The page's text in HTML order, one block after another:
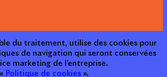
du traitement, utilise des cookies pour
de navigation qui seront conservées
marketing de l’entreprise.
Politique de cookies ».